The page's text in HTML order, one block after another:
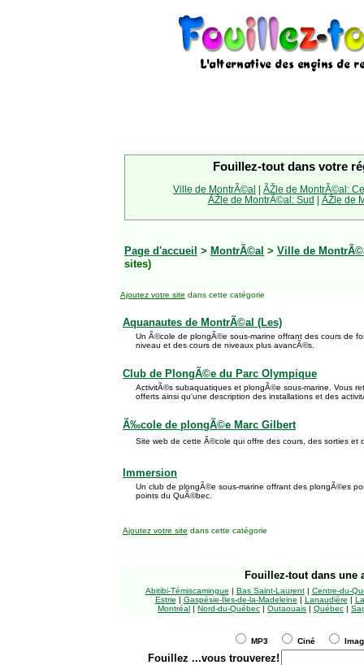
Fouillez-tout dans votre
Ville de MontrÃ©al | ÃŽle de MontrÃ©al:
ÃŽle de MontrÃ©al: Sud | ÃŽle de
Page d'accueil > MontrÃ©al > Ville de
sites)
Ajoutez votre site dans cette catégorie
Aquanautes de MontrÃ©al (Les)
Un Ã©cole de plongÃ©e sous-marine offrant des cours de
niveau et des cours de niveaux plus avancÃ©s.
Club de PlongÃ©e du Parc Olympique
ActivitÃ©s subaquatiques et plongÃ©e sous-marine. Vous
offerts ainsi qu'une description des installations et des
Ã‰cole de plongÃ©e Marc Gilbert
Site web de cette Ã©cole qui offre des cours, des sorties et
Immersion
Un club de plongÃ©e sous-marine offrant des plongÃ©es
points du QuÃ©bec.
Ajoutez votre site dans cette catégorie
Fouillez-tout dans une
Abitibi-Témiscamingue | Bas Saint-Laurent| Centre-du-
Estrie | Gaspésie-Îles-de-la-Madeleine | Lanaudière |
Montréal | Nord-du-Québec | Outaouais | Québec |
MP3 Ciné
Fouillez ...vous trouverez!